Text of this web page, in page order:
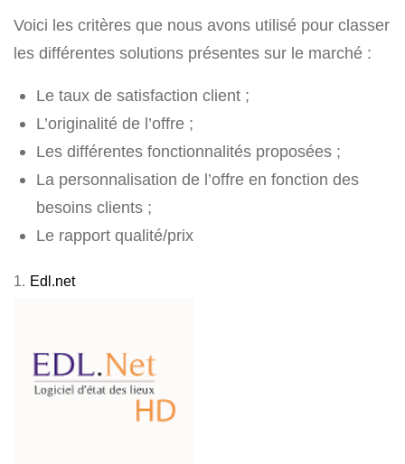
Voici les critères que nous avons utilisé pour classer
les différentes solutions présentes sur le marché :
Le taux de satisfaction client ;
L’originalité de l’offre ;
Les différentes fonctionnalités proposées ;
La personnalisation de l’offre en fonction des
besoins clients ;
Le rapport qualité/prix
1. Edl.net